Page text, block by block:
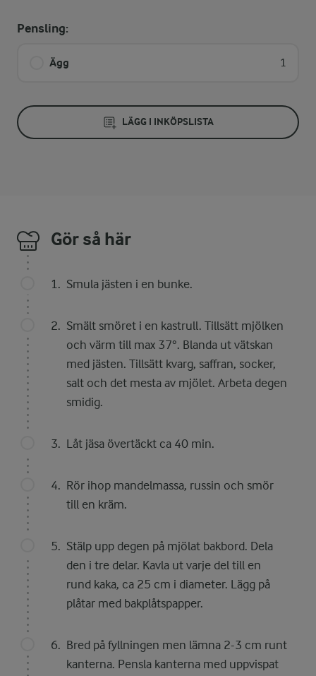
Pensling:
Ägg 1
LÄGG I INKÖPSLISTA
Gör så här
Smula jästen i en bunke.
Smält smöret i en kastrull. Tillsätt mjölken
och värm till max 37°. Blanda ut vätskan
med jästen. Tillsätt kvarg, saffran, socker,
salt och det mesta av mjölet. Arbeta degen
smidig.
Låt jäsa övertäckt ca 40 min.
Rör ihop mandelmassa, russin och smör
till en kräm.
Stälp upp degen på mjölat bakbord. Dela
den i tre delar. Kavla ut varje del till en
rund kaka, ca 25 cm i diameter. Lägg på
plåtar med bakplåtspapper.
Bred på fyllningen men lämna 2-3 cm runt
kanterna. Pensla kanterna med uppvispat